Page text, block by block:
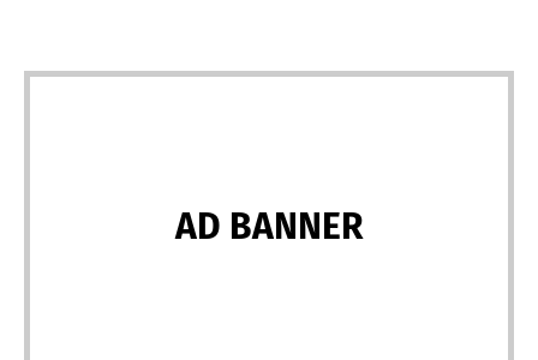
AD BANNER